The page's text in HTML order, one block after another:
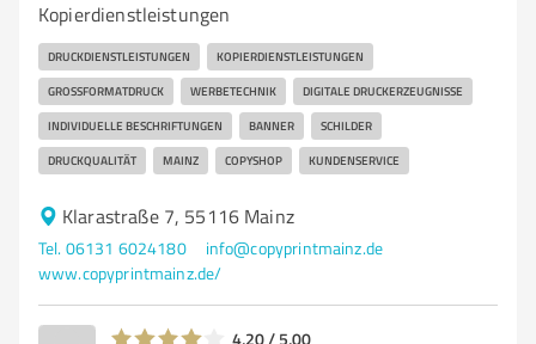
Kopierdienstleistungen
DRUCKDIENSTLEISTUNGEN KOPIERDIENSTLEISTUNGEN
GROSSFORMATDRUCK WERBETECHNIK DIGITALE DRUCKERZEUGNISSE
INDIVIDUELLE BESCHRIFTUNGEN BANNER SCHILDER
DRUCKQUALITÄT MAINZ COPYSHOP KUNDENSERVICE
Klarastraße 7, 55116 Mainz
Tel. 06131 6024180
info@copyprintmainz.de
www.copyprintmainz.de/
4,20 / 5,00